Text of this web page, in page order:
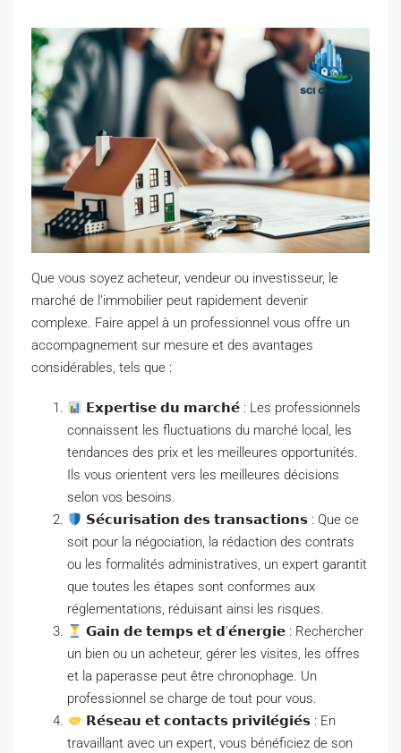
Que vous soyez acheteur, vendeur ou investisseur, le
marché de l’immobilier peut rapidement devenir
complexe. Faire appel à un professionnel vous offre un
accompagnement sur mesure et des avantages
considérables, tels que :
𝗘𝘅𝗽𝗲𝗿𝘁𝗶𝘀𝗲 𝗱𝘂 𝗺𝗮𝗿𝗰𝗵𝗲́ : Les professionnels
connaissent les fluctuations du marché local, les
tendances des prix et les meilleures opportunités.
Ils vous orientent vers les meilleures décisions
selon vos besoins.
𝗦𝗲́𝗰𝘂𝗿𝗶𝘀𝗮𝘁𝗶𝗼𝗻 𝗱𝗲𝘀 𝘁𝗿𝗮𝗻𝘀𝗮𝗰𝘁𝗶𝗼𝗻𝘀 : Que ce
soit pour la négociation, la rédaction des contrats
ou les formalités administratives, un expert garantit
que toutes les étapes sont conformes aux
réglementations, réduisant ainsi les risques.
𝗚𝗮𝗶𝗻 𝗱𝗲 𝘁𝗲𝗺𝗽𝘀 𝗲𝘁 𝗱’𝗲́𝗻𝗲𝗿𝗴𝗶𝗲 : Rechercher
un bien ou un acheteur, gérer les visites, les offres
et la paperasse peut être chronophage. Un
professionnel se charge de tout pour vous.
𝗥𝗲́𝘀𝗲𝗮𝘂 𝗲𝘁 𝗰𝗼𝗻𝘁𝗮𝗰𝘁𝘀 𝗽𝗿𝗶𝘃𝗶𝗹𝗲́𝗴𝗶𝗲́𝘀 : En
travaillant avec un expert, vous bénéficiez de son